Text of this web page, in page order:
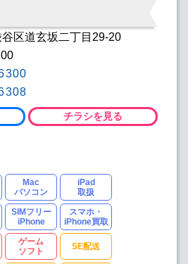
区道玄坂二丁目29-20
チラシを見る
Mac
パソコン
iPad
取扱
SIMフリー
iPhone
スマホ・
iPhone買取
ゲーム
ソフト
SE配送